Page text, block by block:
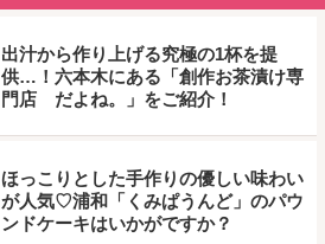
出汁から作り上げる究極の1杯を提
供…！六本木にある「創作お茶漬け専
門店 だよね。」をご紹介！
ほっこりとした手作りの優しい味わい
が人気♡浦和「くみぱうんど」のパウ
ンドケーキはいかがですか？